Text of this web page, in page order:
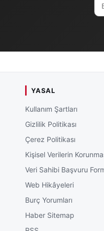
YASAL
Kullanım Şartları
Gizlilik Politikası
Çerez Politikası
Kişisel Verilerin
Veri Sahibi Başvuru
Web Hikâyeleri
Burç Yorumları
Haber Sitemap